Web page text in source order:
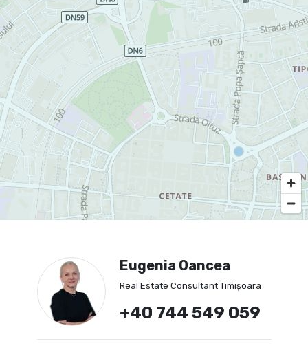
Eugenia Oancea
Real Estate Consultant Timișoara
+40 744 549 059